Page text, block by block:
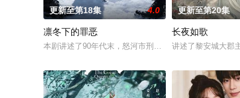
更新至第18集 4.0
凛冬下的罪恶
本剧讲述了90年代末，怒河市刑侦支队在无普及监控、
更新至第20集
长夜如歌
讲述了黎安城大郡